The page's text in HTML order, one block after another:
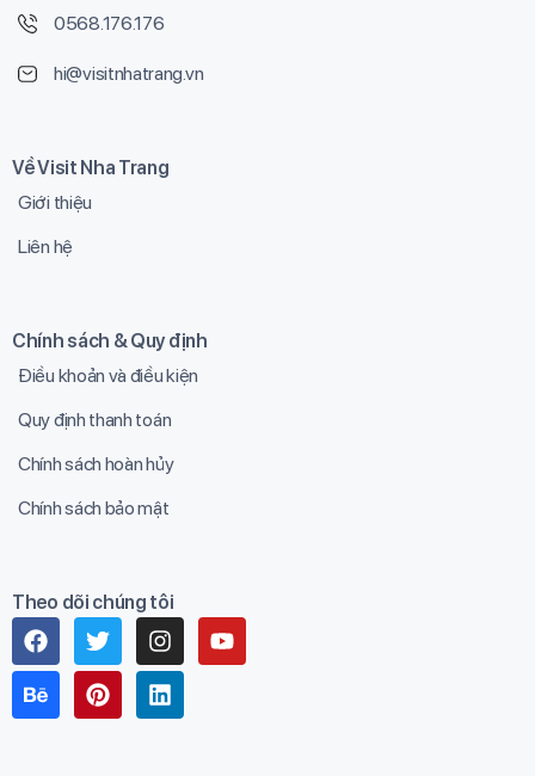
0568.176.176
hi@visitnhatrang.vn
Về Visit Nha Trang
Giới thiệu
Liên hệ
Chính sách & Quy định
Điều khoản và điều kiện
Quy định thanh toán
Chính sách hoàn hủy
Chính sách bảo mật
Theo dõi chúng tôi